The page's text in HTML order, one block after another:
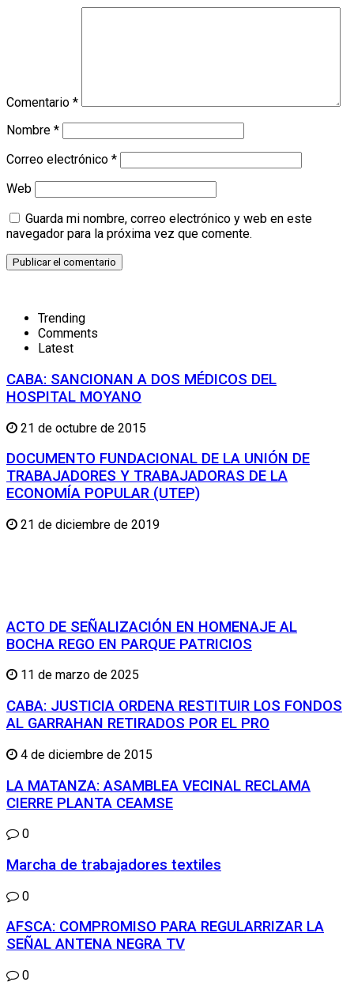
Comentario *
Nombre *
Correo electrónico *
Web
Guarda mi nombre, correo electrónico y web en este
navegador para la próxima vez que comente.
Trending
Comments
Latest
CABA: SANCIONAN A DOS MÉDICOS DEL
HOSPITAL MOYANO
21 de octubre de 2015
DOCUMENTO FUNDACIONAL DE LA UNIÓN DE
TRABAJADORES Y TRABAJADORAS DE LA
ECONOMÍA POPULAR (UTEP)
21 de diciembre de 2019
ACTO DE SEÑALIZACIÓN EN HOMENAJE AL
BOCHA REGO EN PARQUE PATRICIOS
11 de marzo de 2025
CABA: JUSTICIA ORDENA RESTITUIR LOS FONDOS
AL GARRAHAN RETIRADOS POR EL PRO
4 de diciembre de 2015
LA MATANZA: ASAMBLEA VECINAL RECLAMA
CIERRE PLANTA CEAMSE
0
Marcha de trabajadores textiles
0
AFSCA: COMPROMISO PARA REGULARRIZAR LA
SEÑAL ANTENA NEGRA TV
0